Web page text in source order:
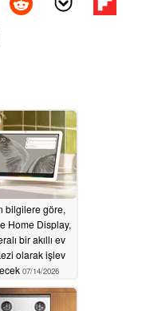
bilgilere göre,
Home Display,
bir akıllı ev
olarak işlev
07/14/2026